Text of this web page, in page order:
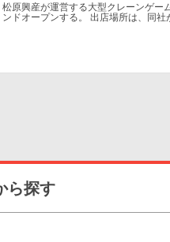
松原興産が運営する大型クレーンゲー
ンドオープンする。 出店場所は、同
設を活用し、パチンコホールから新
ら探す